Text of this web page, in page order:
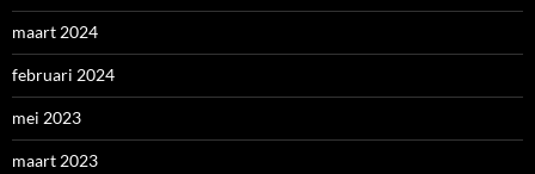
maart 2024
februari 2024
mei 2023
maart 2023